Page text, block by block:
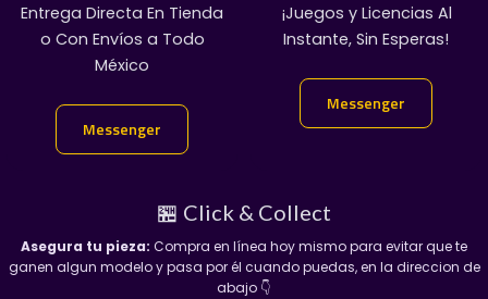
​¡No dejes que se escapen de tu vitrina! Mándanos
mensaje directo y aparta el tuyo.
Entrega Directa En Tienda
o Con Envíos a Todo
México
Messenger
¡Servicio Garantizado!
Manda Mensaje:
Messenger
¡Juegos y Licencias Al
Instante, Sin Esperas!
Messenger
100% Garantizado
Entregas En Chat Vip
Messenger
🏪 Click & Collect
Asegura tu pieza: Compra en línea hoy mismo para evitar que te
ganen algun modelo y pasa por él cuando puedas, en la direccion de
abajo 👇